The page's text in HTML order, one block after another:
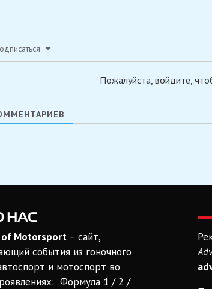
Пожалуйста, войдите,
НАС
of Motorsport – сайт,
события из гоночного
и мотоспорт во
Формула 1 / 2 /